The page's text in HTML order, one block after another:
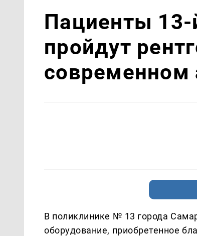
Пациенты 13-
пройдут
современном
В поликлинике № 13 города
оборудование, приобретенное